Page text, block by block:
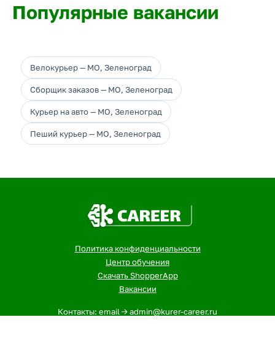
Популярные вакансии
Велокурьер — МО, Зеленоград
Сборщик заказов — МО, Зеленоград
Курьер на авто — МО, Зеленоград
Пеший курьер — МО, Зеленоград
Политика конфиденциальности
Центр обучения
Скачать ShopperApp
Вакансии
Контакты: email -> admin@kurer-career.ru